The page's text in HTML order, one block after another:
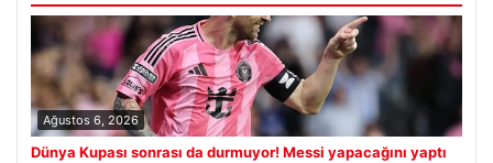
Ağustos 6, 2026
Dünya Kupası sonrası da durmuyor! Messi yapacağını yaptı